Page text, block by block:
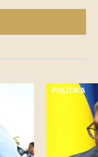
POLITIKA